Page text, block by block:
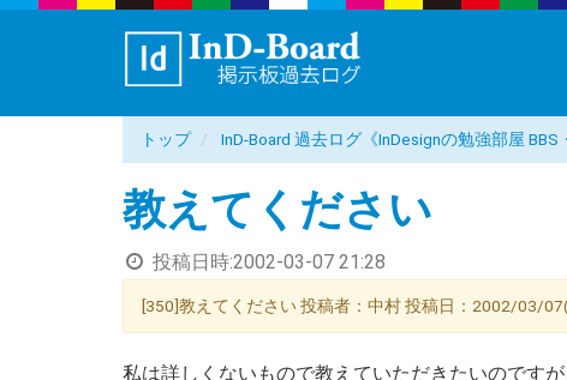
トップ InD-Board 過去ログ《InDesignの勉強部屋 BBS
教えてください
投稿日時:2002-03-07 21:28
[350]教えてください 投稿者：中村 投稿日：2002/03/
私は詳しくないもので教えていただきたいのです